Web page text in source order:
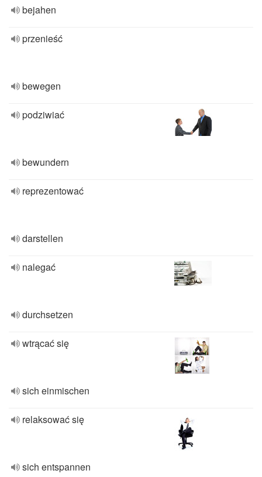
bejahen
przenieść
bewegen
podziwiać
bewundern
reprezentować
darstellen
nalegać
durchsetzen
wtrącać się
sich einmischen
relaksować się
sich entspannen